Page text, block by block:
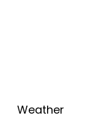
Weather